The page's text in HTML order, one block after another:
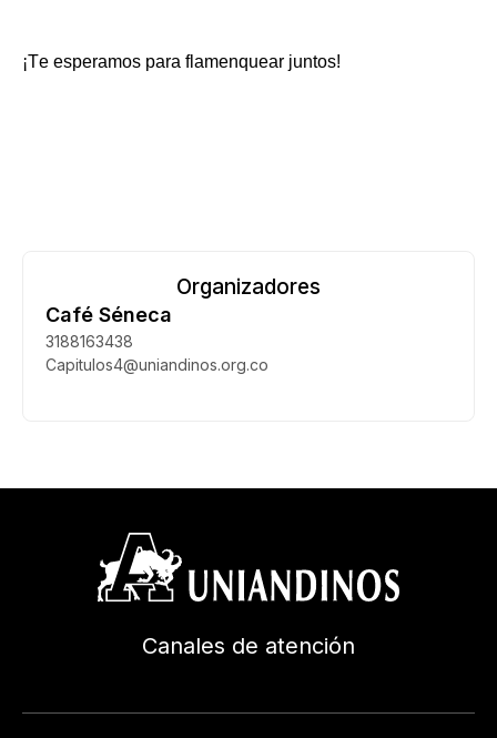
¡Te esperamos para flamenquear juntos!
Organizadores
Café Séneca
3188163438
Capitulos4@uniandinos.org.co
Canales de atención